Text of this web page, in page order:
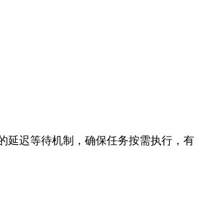
延迟等待机制，确保任务按需执行，有